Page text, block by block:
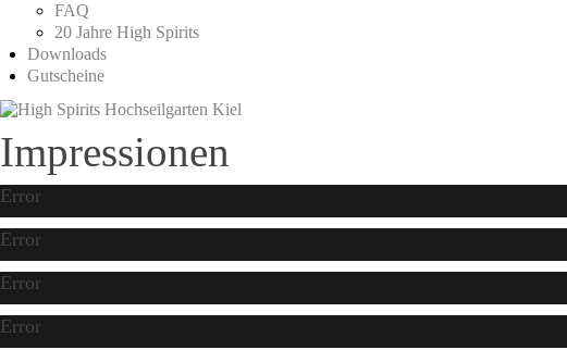
FAQ
20 Jahre High Spirits
Downloads
Gutscheine
Impressionen
Error
Error
Error
Error